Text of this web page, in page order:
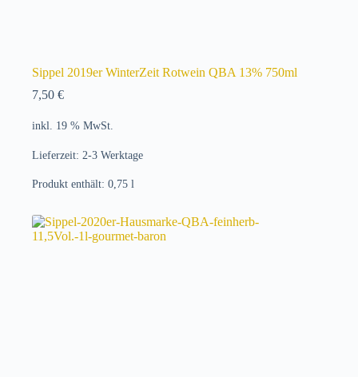
Sippel 2019er WinterZeit Rotwein QBA 13% 750ml
7,50 €
inkl. 19 % MwSt.
Lieferzeit: 2-3 Werktage
Produkt enthält: 0,75 l